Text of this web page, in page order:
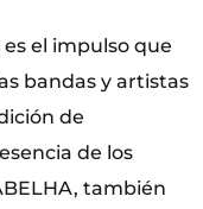
el impulso que
bandas y artistas
de
de los
también